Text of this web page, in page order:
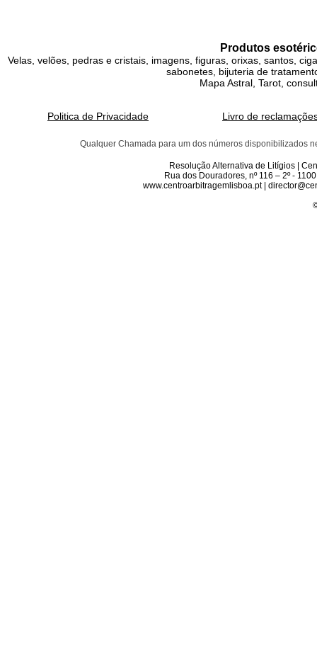
Produtos
Velas, velões, pedras e cristais, imagens, figuras, orixas, santos,
sabonetes, bijuteria de
Mapa Astral, Tarot,
Politica de Privacidade Livro de
Qualquer Chamada para um dos números disponibilizados
Resolução Alternativa de Litígios |
Rua dos Douradores, nº 116 – 2º -
www.centroarbitragemlisboa.pt |